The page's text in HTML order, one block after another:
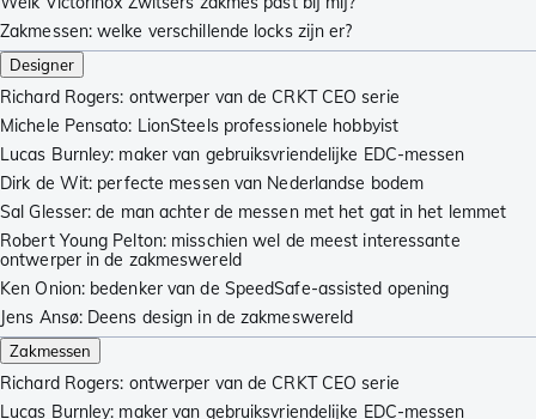
Zakmessen: welke verschillende locks zijn er?
Designer
Richard Rogers: ontwerper van de CRKT CEO serie
Michele Pensato: LionSteels professionele hobbyist
Lucas Burnley: maker van gebruiksvriendelijke EDC-messen
Dirk de Wit: perfecte messen van Nederlandse bodem
Sal Glesser: de man achter de messen met het gat in het lemmet
Robert Young Pelton: misschien wel de meest interessante
ontwerper in de zakmeswereld
Ken Onion: bedenker van de SpeedSafe-assisted opening
Jens Ansø: Deens design in de zakmeswereld
Zakmessen
Richard Rogers: ontwerper van de CRKT CEO serie
Lucas Burnley: maker van gebruiksvriendelijke EDC-messen